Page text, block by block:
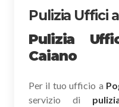
Pulizia Uffici
Pulizia
Caiano
Per il tuo ufficio a
servizio di